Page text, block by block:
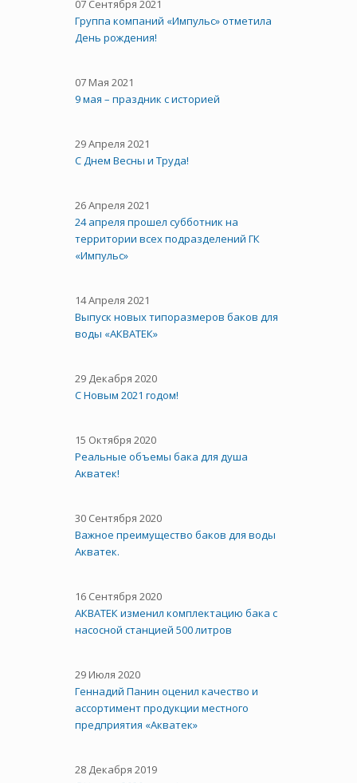
07 Сентября 2021
Группа компаний «Импульс» отметила
День рождения!
07 Мая 2021
9 мая – праздник с историей
29 Апреля 2021
C Днем Весны и Труда!
26 Апреля 2021
24 апреля прошел субботник на
территории всех подразделений ГК
«Импульс»
14 Апреля 2021
Выпуск новых типоразмеров баков для
воды «АКВАТЕК»
29 Декабря 2020
С Новым 2021 годом!
15 Октября 2020
Реальные объемы бака для душа
Акватек!
30 Сентября 2020
Важное преимущество баков для воды
Акватек.
16 Сентября 2020
АКВАТЕК изменил комплектацию бака с
насосной станцией 500 литров
29 Июля 2020
Геннадий Панин оценил качество и
ассортимент продукции местного
предприятия «Акватек»
28 Декабря 2019